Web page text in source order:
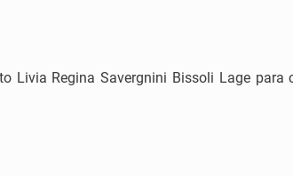
Livia Regina Savergnini Bissoli Lage